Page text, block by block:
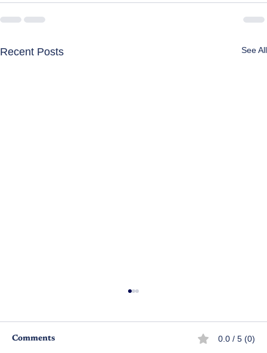
Recent Posts See All
Comments 0.0 / 5 (0)